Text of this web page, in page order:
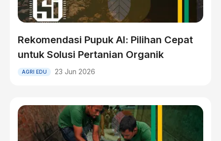
Rekomendasi Pupuk Al: Pilihan Cepat
untuk Solusi Pertanian Organik
AGRI EDU 23 Jun 2026